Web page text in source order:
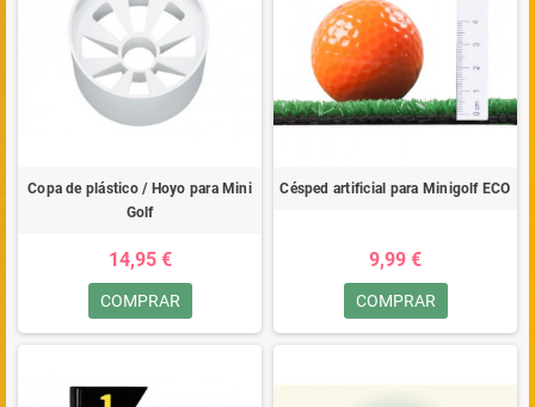
Copa de plástico / Hoyo para Mini
Golf
14,95 €
COMPRAR
Césped artificial para Minigolf ECO
9,99 €
COMPRAR